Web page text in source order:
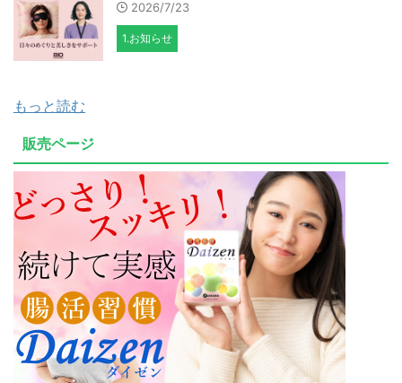
2026/7/23
1.お知らせ
もっと読む
販売ページ